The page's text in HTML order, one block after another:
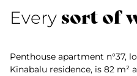
Every sort of
Penthouse apartment n°37,
Kinabalu residence, is 82 m²